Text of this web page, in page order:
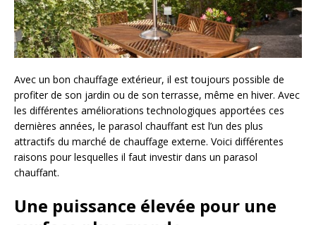
Avec un bon chauffage extérieur, il est toujours possible de
profiter de son jardin ou de son terrasse, même en hiver. Avec
les différentes améliorations technologiques apportées ces
dernières années, le parasol chauffant est l’un des plus
attractifs du marché de chauffage externe. Voici différentes
raisons pour lesquelles il faut investir dans un parasol
chauffant.
Une puissance élevée pour une